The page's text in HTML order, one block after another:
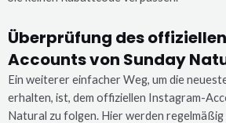
Überprüfung des
Accounts von Sunday
Ein weiterer einfacher Weg, um die
erhalten, ist, dem offiziellen Instagram-
Natural zu folgen. Hier werden